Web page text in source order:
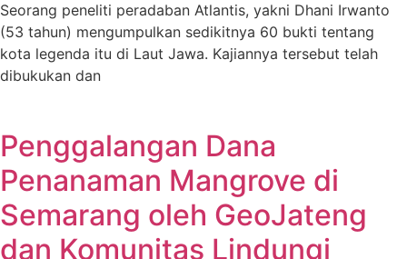
Seorang peneliti peradaban Atlantis, yakni Dhani Irwanto
(53 tahun) mengumpulkan sedikitnya 60 bukti tentang
kota legenda itu di Laut Jawa. Kajiannya tersebut telah
dibukukan dan
Penggalangan Dana
Penanaman Mangrove di
Semarang oleh GeoJateng
dan Komunitas Lindungi